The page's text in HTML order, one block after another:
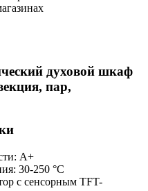
духовой шкаф
пар,
A+
30-250 °C
с сенсорным TFT-